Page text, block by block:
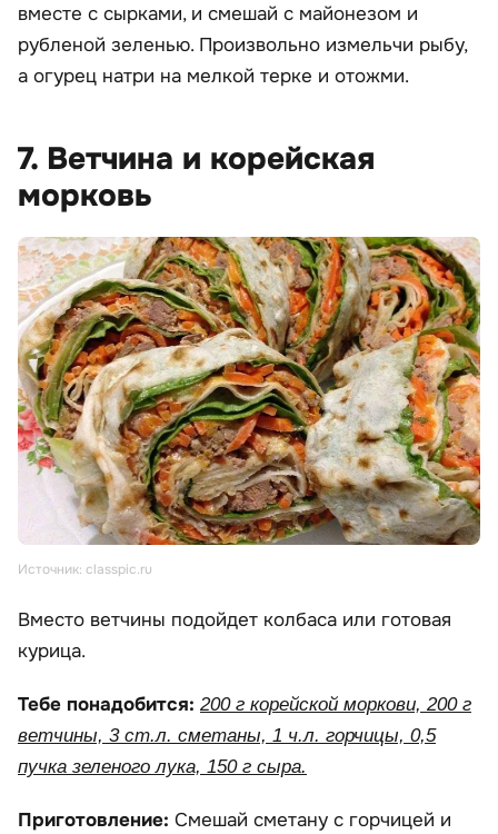
вместе с сырками, и смешай с майонезом и
рубленой зеленью. Произвольно измельчи рыбу,
а огурец натри на мелкой терке и отожми.
7. Ветчина и корейская
морковь
Источник: classpic.ru
Вместо ветчины подойдет колбаса или готовая
курица.
Тебе понадобится: 200 г корейской моркови, 200 г
ветчины, 3 ст.л. сметаны, 1 ч.л. горчицы, 0,5
пучка зеленого лука, 150 г сыра.
Приготовление: Смешай сметану с горчицей и